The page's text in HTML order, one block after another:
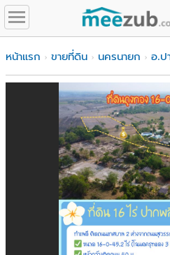
หน้าแรก ขายที่ดิน นครนายก อ.ป